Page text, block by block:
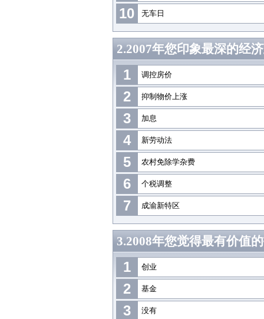
10 无车日
2.2007年您印象最深的经
1 调控房价
2 抑制物价上涨
3 加息
4 新劳动法
5 农村免除学杂费
6 个税调整
7 成渝新特区
3.2008年您觉得最有价值
1 创业
2 基金
3 没有